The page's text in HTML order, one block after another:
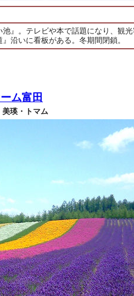
』。テレビや本で話題になり、観
沿いに看板がある。冬期間閉鎖。
ム富田
美瑛・トマム